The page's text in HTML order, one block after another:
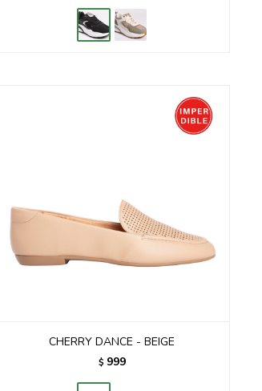
CHERRY DANCE - BEIGE
$ 999